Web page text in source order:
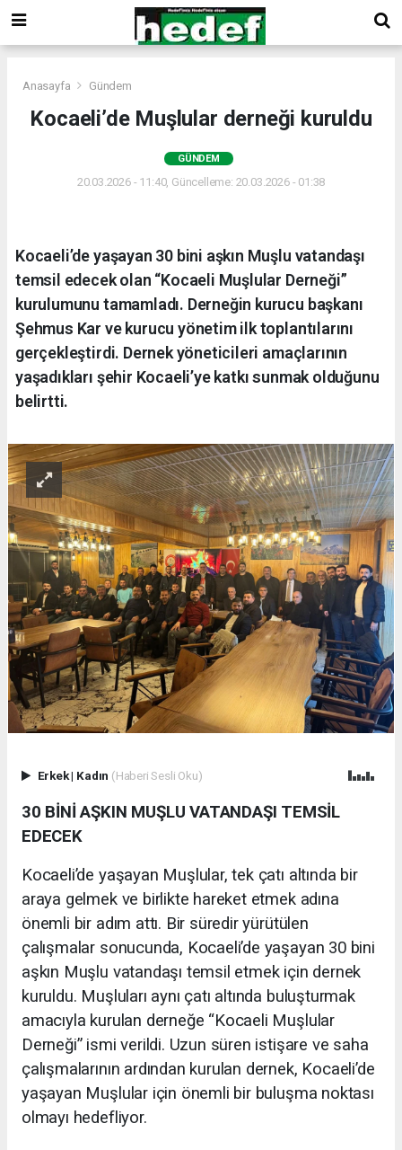
Anasayfa Gündem
Kocaeli’de Muşlular derneği kuruldu
GÜNDEM
20.03.2026 - 11:40, Güncelleme: 20.03.2026 - 01:38
Kocaeli’de yaşayan 30 bini aşkın Muşlu vatandaşı
temsil edecek olan “Kocaeli Muşlular Derneği”
kurulumunu tamamladı. Derneğin kurucu başkanı
Şehmus Kar ve kurucu yönetim ilk toplantılarını
gerçekleştirdi. Dernek yöneticileri amaçlarının
yaşadıkları şehir Kocaeli’ye katkı sunmak olduğunu
belirtti.
Erkek| Kadın (Haberi Sesli Oku)
30 BİNİ AŞKIN MUŞLU VATANDAŞI TEMSİL
EDECEK
Kocaeli’de yaşayan Muşlular, tek çatı altında bir
araya gelmek ve birlikte hareket etmek adına
önemli bir adım attı. Bir süredir yürütülen
çalışmalar sonucunda, Kocaeli’de yaşayan 30 bini
aşkın Muşlu vatandaşı temsil etmek için dernek
kuruldu. Muşluları aynı çatı altında buluşturmak
amacıyla kurulan derneğe “Kocaeli Muşlular
Derneği” ismi verildi. Uzun süren istişare ve saha
çalışmalarının ardından kurulan dernek, Kocaeli’de
yaşayan Muşlular için önemli bir buluşma noktası
olmayı hedefliyor.